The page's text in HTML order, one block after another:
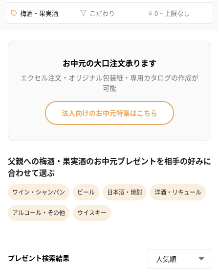
梅酒・果実酒 こだわり ¥ 0 ~ 上限なし
お中元の大口注文承ります
エクセル注文・オリジナル包装紙・専用カタログの作成が
可能
法人向けのお中元特集はこちら
父親への梅酒・果実酒のお中元プレゼントを相手の好みに
合わせて選ぶ
ワイン・シャンパン ビール 日本酒・焼酎 洋酒・リキュール
アルコール・その他 ウイスキー
プレゼント検索結果